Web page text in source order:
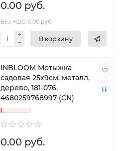
0.00 руб.
Без НДС: 0.00 руб.
В корзину
INBLOOM Мотыжка
садовая 25х9см, металл,
дерево, 181-076,
4680259768997 (CN)
0.00 руб.